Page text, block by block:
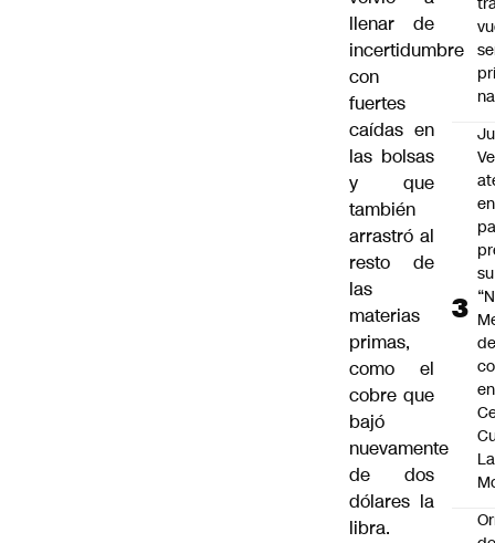
llenar de
incertidumbre
con
fuertes
caídas en
las bolsas
y que
también
arrastró al
resto de
las
materias
primas,
como el
cobre que
bajó
nuevamente
de dos
dólares la
libra.
La